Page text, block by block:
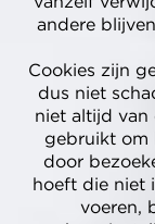
andere
Cookies zijn
dus niet
niet altijd van
gebruikt om
door
hoeft die niet
voeren,